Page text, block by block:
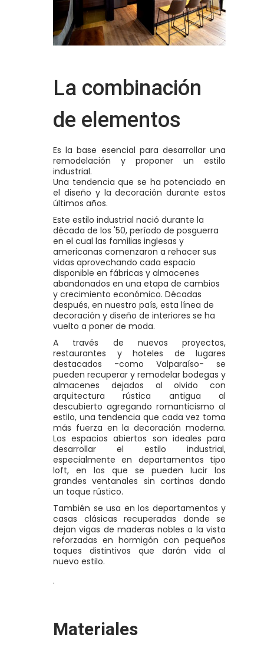
La combinación
de elementos
Es la base esencial para desarrollar una
remodelación y proponer un estilo
industrial.
Una tendencia que se ha potenciado en
el diseño y la decoración durante estos
últimos años.
Este estilo industrial nació durante la
década de los '50, período de posguerra
en el cual las familias inglesas y
americanas comenzaron a rehacer sus
vidas aprovechando cada espacio
disponible en fábricas y almacenes
abandonados en una etapa de cambios
y crecimiento económico. Décadas
después, en nuestro país, esta línea de
decoración y diseño de interiores se ha
vuelto a poner de moda.
A través de nuevos proyectos,
restaurantes y hoteles de lugares
destacados -como Valparaíso- se
pueden recuperar y remodelar bodegas y
almacenes dejados al olvido con
arquitectura rústica antigua al
descubierto agregando romanticismo al
estilo, una tendencia que cada vez toma
más fuerza en la decoración moderna.
Los espacios abiertos son ideales para
desarrollar el estilo industrial,
especialmente en departamentos tipo
loft, en los que se pueden lucir los
grandes ventanales sin cortinas dando
un toque rústico.
También se usa en los departamentos y
casas clásicas recuperadas donde se
dejan vigas de maderas nobles a la vista
reforzadas en hormigón con pequeños
toques distintivos que darán vida al
nuevo estilo.
.
Materiales